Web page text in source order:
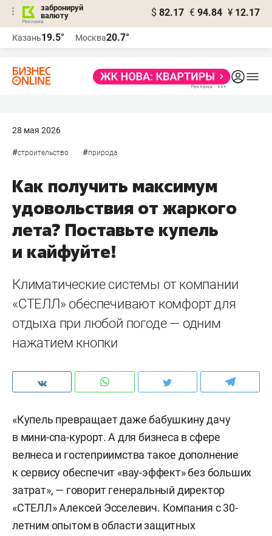
забронируй
валюту
$ 82.17 € 94.84 ¥ 12.17
Казань19.5° Москва20.7°
28 мая 2026
#строительство #природа
Как получить максимум
удовольствия от жаркого
лета? Поставьте купель
и кайфуйте!
Климатические системы от компании
«СТЕЛЛ» обеспечивают комфорт для
отдыха при любой погоде — одним
нажатием кнопки
«Купель превращает даже бабушкину дачу
в мини-спа-курорт. А для бизнеса в сфере
велнеса и гостеприимства такое дополнение
к сервису обеспечит «вау-эффект» без больших
затрат», — говорит генеральный директор
«СТЕЛЛ» Алексей Эсселевич. Компания с 30-
летним опытом в области защитных